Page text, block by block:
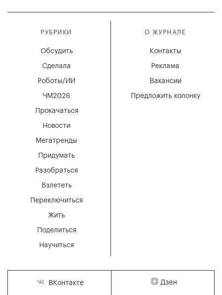
РУБРИКИ
Мегатренды
Придумать
Разобраться
Взлететь
Новости
Переключиться
Жить
Поделиться
Научиться
Обсудить
Сделала
Роботы/ИИ
ЧМ2026
Прокачаться
О ЖУРНАЛЕ
Вакансии
Реклама
Контакты
Предложить колонку
ВКонтакте Дзен